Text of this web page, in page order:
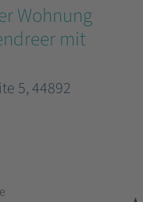
Wohnung
mit
5, 44892